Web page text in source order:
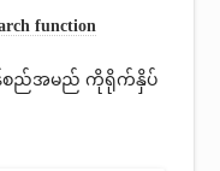
function
ကုန်စည်အမည် ကိုရိုက်နှိပ်